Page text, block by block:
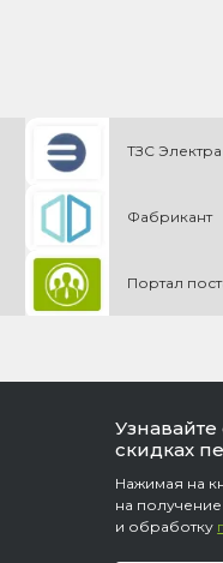
ТЗС Электра
Фабрикант
Портал
скидках
Нажимая на
на
и обработку